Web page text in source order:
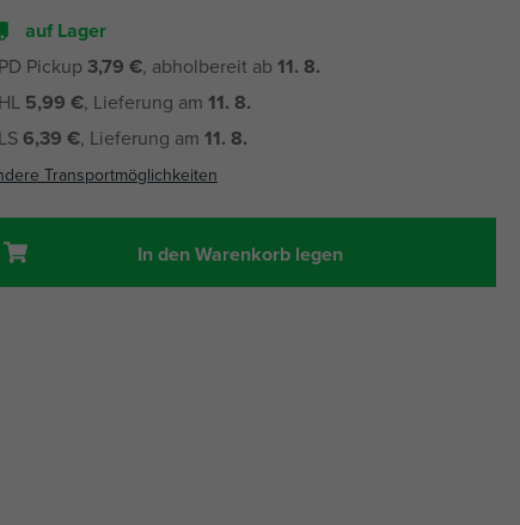
auf Lager
Pickup 3,79 €, abholbereit ab 11. 8.
5,99 €, Lieferung am 11. 8.
6,39 €, Lieferung am 11. 8.
Transportmöglichkeiten
In den Warenkorb legen